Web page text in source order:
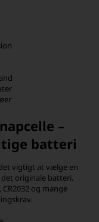
–
batteri
vigtigt at vælge en
originale batteri.
CR2032 og mange